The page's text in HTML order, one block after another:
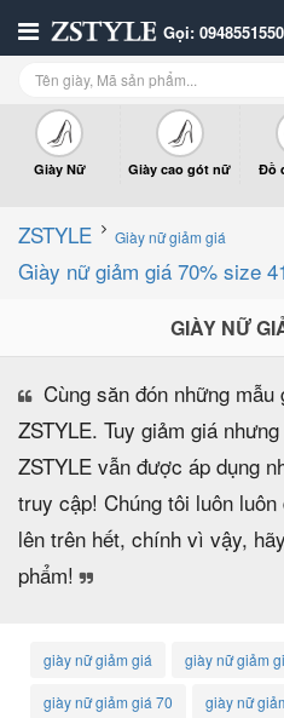
Gọi: 0948551550
Giày Nữ Giày cao gót nữ Đồ
ZSTYLE Giày nữ giảm giá
Giày nữ giảm giá 70% size 41
GIÀY NỮ
Cùng săn đón những
ZSTYLE. Tuy giảm giá
ZSTYLE vẫn được áp dụng
truy cập! Chúng tôi luôn
lên trên hết, chính vì vậy,
phẩm!
giày nữ giảm giá giày nữ giảm
giày nữ giảm giá 70 giày nữ